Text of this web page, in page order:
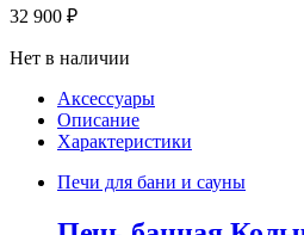
32 900 ₽
Нет в наличии
Аксессуары
Описание
Характеристики
Печи для бани и сауны